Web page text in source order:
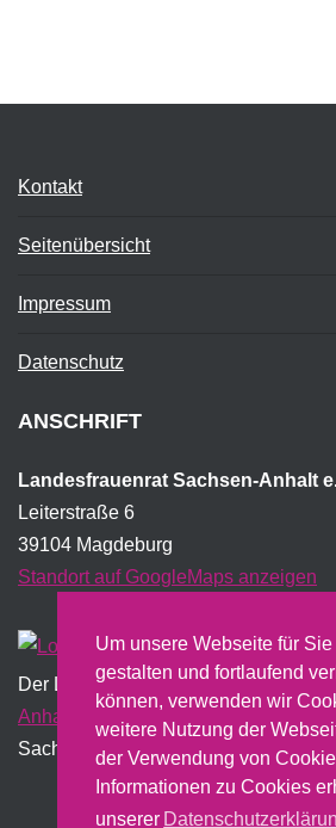
Um unsere Webseite für
gestalten und fortlaufend
können, verwenden wir
weitere Nutzung der
der Verwendung von
Informationen zu Cookies
unserer
Kontakt
Seitenübersicht
Impressum
Datenschutz
ANSCHRIFT
Landesfrauenrat Sachsen-Anhalt
Leiterstraße 6
39104 Magdeburg
Standort auf GoogleMaps anzeigen
Der Landesfrauenrat wird
Anhalt
gefördert und erstellt dazu
Sachbericht.